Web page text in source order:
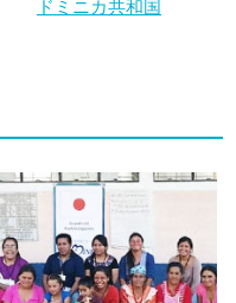
ドミニカ共和国